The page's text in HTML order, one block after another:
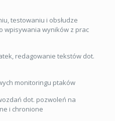
testowaniu i obsłudze
wpisywania wyników z prac
redagowanie tekstów dot.
monitoringu ptaków
dot. pozwoleń na
i chronione